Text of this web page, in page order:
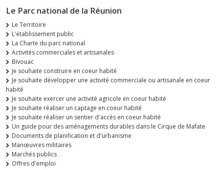
Le Parc national de la Réunion
Le Territoire
L'établissement public
La Charte du parc national
Activités commerciales et artisanales
Bivouac
Je souhaite construire en coeur habité
Je souhaite développer une activité commerciale ou artisanale en coeur
habité
Je souhaite exercer une activité agricole en coeur habité
Je souhaite réaliser un captage en coeur habité
Je souhaite réaliser un sentier d'accès en coeur habité
Un guide pour des aménagements durables dans le Cirque de Mafate
Documents de planification et d'urbanisme
Manœuvres militaires
Marchés publics
Offres d'emploi